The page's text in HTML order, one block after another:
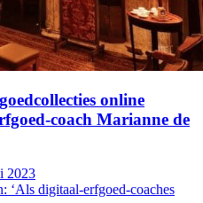
online
coach Marianne de
2023
‘Als digitaal-erfgoed-coaches